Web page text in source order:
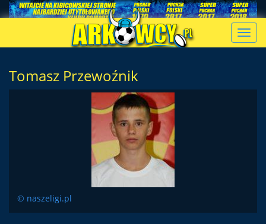
Tomasz Przewoźnik
© naszeligi.pl